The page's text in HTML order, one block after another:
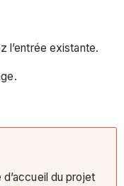
l’entrée existante.
du projet